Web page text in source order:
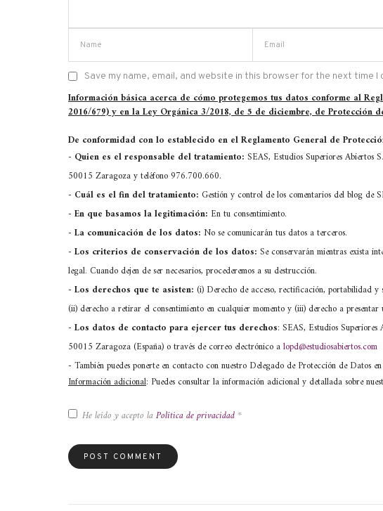
Save my name, email, and website in this browser for the next time I
Información básica acerca de cómo protegemos tus datos conforme al
2016/679) y en la Ley Orgánica 3/2018, de 5 de diciembre, de Protección
De conformidad con lo establecido en el Reglamento General de
- Quien es el responsable del tratamiento: SEAS, Estudios Superiores
50015 Zaragoza y teléfono 976.700.660.
- Cuál es el fin del tratamiento: Gestión y control de los comentarios del blog de
- En que basamos la legitimación: En tu consentimiento.
- La comunicación de los datos: No se comunicarán tus datos a terceros.
- Los criterios de conservación de los datos: Se conservarán mientras exista
legal. Cuando dejen de ser necesarios, procederemos a su destrucción.
- Los derechos que te asisten: (i) Derecho de acceso, rectificación, portabilidad
(ii) derecho a retirar el consentimiento en cualquier momento y (iii) derecho a
- Los datos de contacto para ejercer tus derechos: SEAS, Estudios
50015 Zaragoza (España) o través de correo electrónico alopd@estudiosabiertos.com
- También puedes ponerte en contacto con nuestro Delegado de Protección de Datos en
Información adicional: Puedes consultar la información adicional y detallada sobre
He leído y acepto la Política de privacidad *